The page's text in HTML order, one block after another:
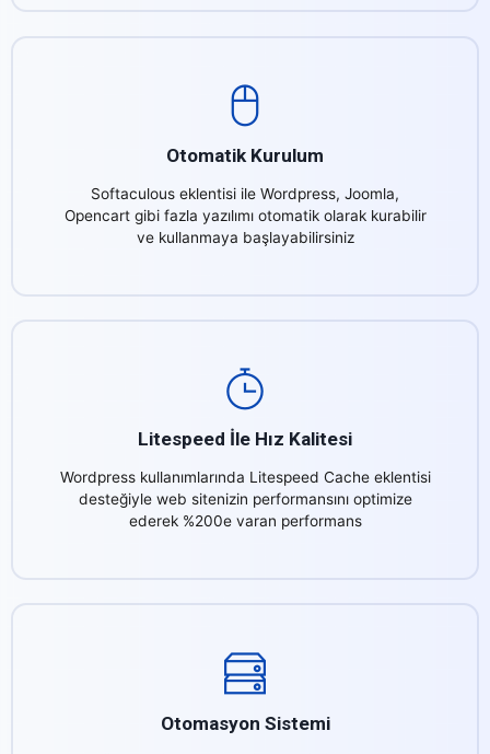
Otomatik Kurulum
Softaculous eklentisi ile Wordpress, Joomla,
Opencart gibi fazla yazılımı otomatik olarak kurabilir
ve kullanmaya başlayabilirsiniz
Litespeed İle Hız Kalitesi
Wordpress kullanımlarında Litespeed Cache eklentisi
desteğiyle web sitenizin performansını optimize
ederek %200e varan performans
Otomasyon Sistemi